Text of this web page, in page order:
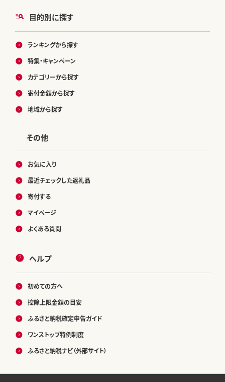
目的別に探す
ランキングから探す
特集・キャンペーン
カテゴリーから探す
寄付金額から探す
地域から探す
その他
お気に入り
最近チェックした返礼品
寄付する
マイページ
よくある質問
ヘルプ
初めての方へ
控除上限金額の目安
ふるさと納税確定申告ガイド
ワンストップ特例制度
ふるさと納税ナビ（外部サイト）